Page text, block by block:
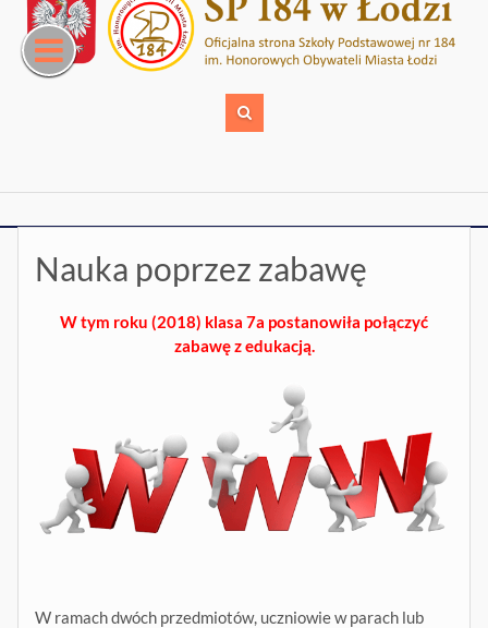
content
Nauka poprzez zabawę
W tym roku (2018) klasa 7a postanowiła połączyć
zabawę z edukacją.
W ramach dwóch przedmiotów, uczniowie w parach lub